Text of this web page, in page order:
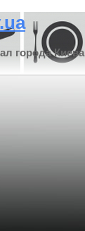
города Киева